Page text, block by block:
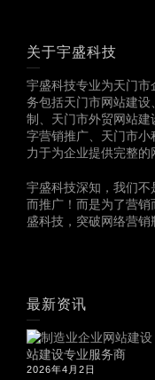
关于宇盛科技
宇盛科技专业为天门
务包括天门市网站建
制、天门市外贸网站
字营销推广、天门市
力于为企业提供完整的
宇盛科技深知，我们
而推广！而是为了营
盛科技，突破网络营销
最新资讯
站建设专业服务商
2026年4月2日